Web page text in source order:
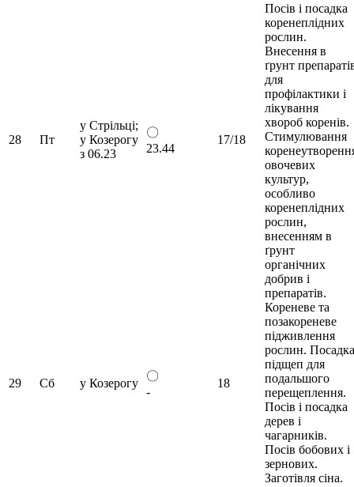
28 Пт
у Стрільці;
у Козерогу
з 06.23
〇
23.44
17/18
Посів і посадка
коренеплідних
рослин.
Внесення в
ґрунт
для
профілактики і
лікування
хвороб коренів.
Стимулювання
овочевих
культур,
особливо
коренеплідних
рослин,
внесенням в
ґрунт
органічних
добрив і
препаратів.
Кореневе та
позакореневе
підживлення
рослин. Посадка
підщеп для
подальшого
перещеплення.
Посів і посадка
дерев і
чагарників.
Посів бобових і
зернових.
Заготівля сіна.
29 Сб у Козерогу
〇
-
18